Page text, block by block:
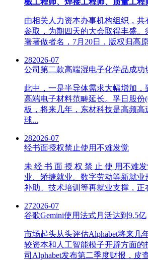
械工程师、焊接工程师、质量工程
由相关人力资本办事机构组织，共
参取，为期四天的大会取得丰盛。
署著做者名，7月20日，版权归高
282026-07
公司第二款高端湿电子化学品成功
此中，一是半导体需求大幅增加，
高端电子材料范畴延长。孚日股份
板，将来几年，东材科技是高频高
球...
282026-07
经书面授权禁止使用不难发觉
未 经 书 面 授 权 禁 止 使 用不难
业、矫捷就业、数字劳动等新就业
补助、技术培训等再就业支撑，正
272026-07
谷歌Gemini使用法式月活达到9.5亿
市场起头从头评估Alphabet将来几
较资本和人工智能模子开辟方面的
司Alphabet发布第二季度财报，皮